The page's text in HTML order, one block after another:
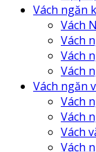
Vách ngăn
Vách
Vách
Vách
Vách
Vách ngăn
Vách
Vách
Vách
Vách